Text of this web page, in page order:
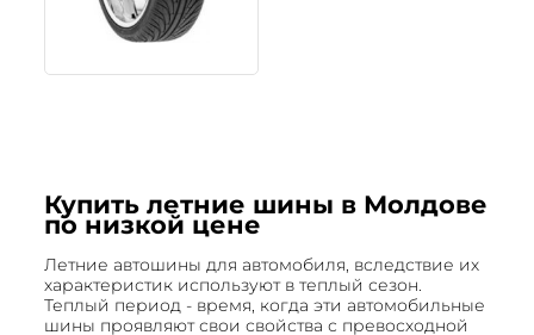
Купить летние шины в Молдове
по низкой цене
Летние автошины для автомобиля, вследствие их
характеристик используют в теплый сезон.
Теплый период - время, когда эти автомобильные
шины проявляют свои свойства с превосходной